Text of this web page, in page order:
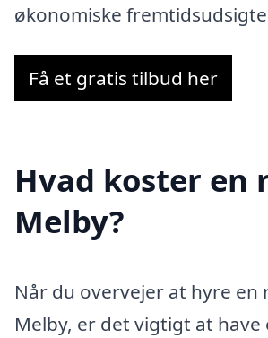
økonomiske
Få et gratis tilbud her
Hvad koster en
Melby?
Når du overvejer at hyre en
Melby, er det vigtigt at have